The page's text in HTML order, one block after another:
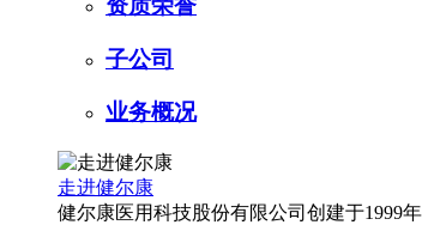
资质荣誉
子公司
业务概况
走进健尔康
健尔康医用科技股份有限公司创建于1999